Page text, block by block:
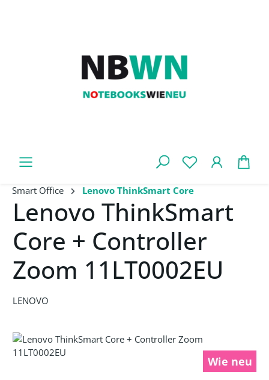
Smart Office Lenovo ThinkSmart Core
Lenovo ThinkSmart
Core + Controller
Zoom 11LT0002EU
LENOVO
Bildergalerie überspringen
Wie neu